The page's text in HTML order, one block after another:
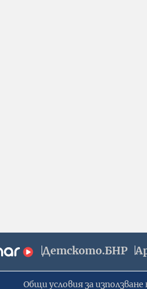
Детското.БНР
Общи условия за използване